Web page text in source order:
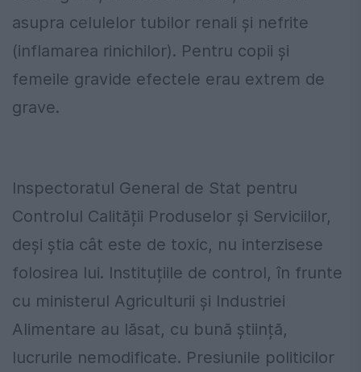
asupra celulelor tubilor renali și nefrite
(inflamarea rinichilor). Pentru copii și
femeile gravide efectele erau extrem de
grave.
Inspectoratul General de Stat pentru
Controlul Calității Produselor și Serviciilor,
deși știa cât este de toxic, nu interzisese
folosirea lui. Instituțiile de control, în frunte
cu ministerul Agriculturii și Industriei
Alimentare au lăsat, cu bună știință,
lucrurile nemodificate. Presiunile politicilor